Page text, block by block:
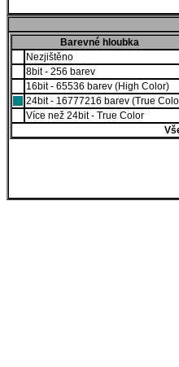
Barevné hloubka
Nezjištěno
8bit - 256 barev
16bit - 65536 barev (High Color)
24bit - 16777216 barev (True
Více než 24bit - True Color